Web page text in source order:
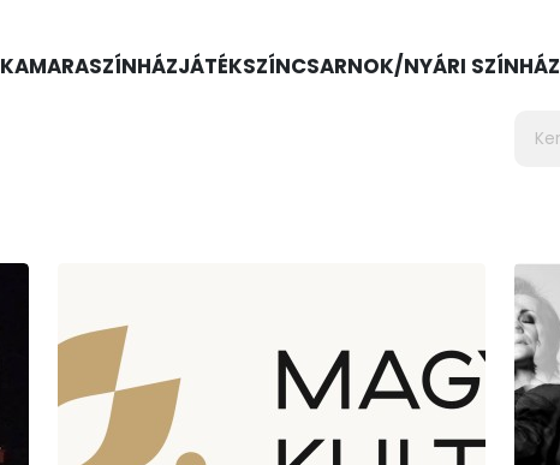
KAMARASZÍNHÁZJÁTÉKSZÍNCSARNOK/NYÁRI SZÍNHÁZ